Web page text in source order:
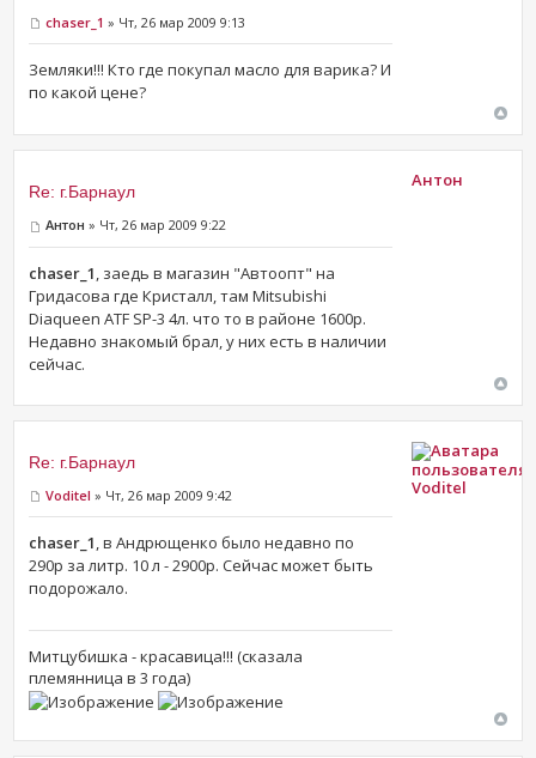
chaser_1 » Чт, 26 мар 2009 9:13
Земляки!!! Кто где покупал масло для варика? И
по какой цене?
Re: г.Барнаул
Антон » Чт, 26 мар 2009 9:22
chaser_1, заедь в магазин "Автоопт" на
Гридасова где Кристалл, там Mitsubishi
Diaqueen ATF SP-3 4л. что то в районе 1600р.
Недавно знакомый брал, у них есть в наличии
сейчас.
Антон
Re: г.Барнаул
Voditel » Чт, 26 мар 2009 9:42
chaser_1, в Андрющенко было недавно по
290р за литр. 10 л - 2900р. Сейчас может быть
подорожало.
Митцубишка - красавица!!! (сказала
племянница в 3 года)
Voditel